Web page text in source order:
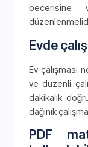
becerisine
Evde
Ev çalışması
ve düzenli
dakikalık
dağınık
PDF